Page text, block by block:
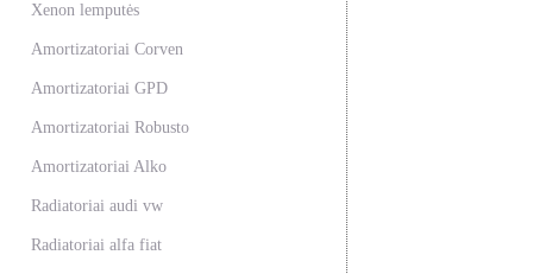
Xenon lemputės
Amortizatoriai Corven
Amortizatoriai GPD
Amortizatoriai Robusto
Amortizatoriai Alko
Radiatoriai audi vw
Radiatoriai alfa fiat